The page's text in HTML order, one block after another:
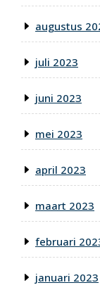
augustus
juli 2023
juni 2023
mei 2023
april 2023
maart 2023
februari
januari 2023